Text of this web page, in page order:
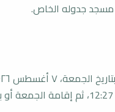
مسجد جدوله الخاص.
الجمعة عند 12:17، ثم بداية الخطبة عند 12:27، ثم